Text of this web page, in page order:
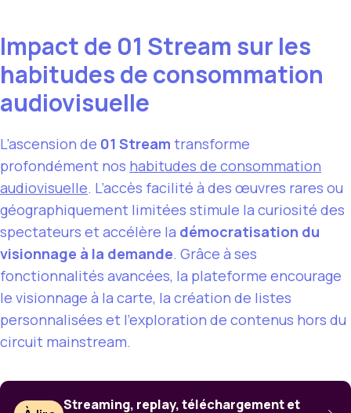
Impact de 01 Stream sur les
habitudes de consommation
audiovisuelle
L’ascension de 01 Stream transforme
profondément nos habitudes de consommation
audiovisuelle. L’accès facilité à des œuvres rares ou
géographiquement limitées stimule la curiosité des
spectateurs et accélère la démocratisation du
visionnage à la demande. Grâce à ses
fonctionnalités avancées, la plateforme encourage
le visionnage à la carte, la création de listes
personnalisées et l’exploration de contenus hors du
circuit mainstream.
Streaming, replay, téléchargement et